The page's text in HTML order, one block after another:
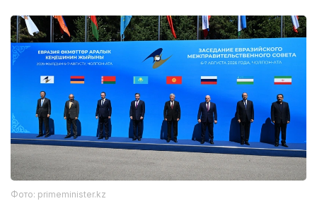
Фото: primeminister.kz